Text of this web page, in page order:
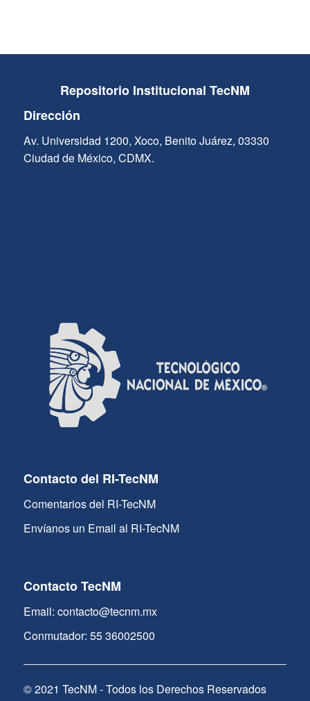
Repositorio Institucional TecNM
Dirección
Av. Universidad 1200, Xoco, Benito Juárez, 03330
Ciudad de México, CDMX.
Contacto del RI-TecNM
Comentarios del RI-TecNM
Envíanos un Email al RI-TecNM
Contacto TecNM
Email: contacto@tecnm.mx
Conmutador: 55 36002500
© 2021 TecNM - Todos los Derechos Reservados